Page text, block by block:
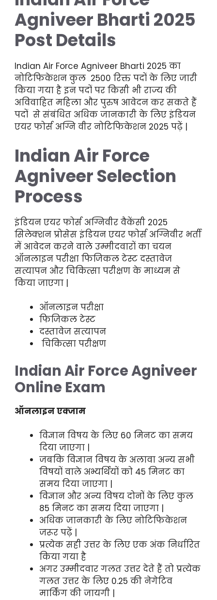
Agniveer Bharti 2025
Post Details
Indian Air Force Agniveer Bharti 2025 का
नोटिफिकेशन कुल 2500 रिक्त पदों के लिए जारी
किया गया है इन पदों पर किसी भी राज्य की
अविवाहित महिला और पुरुष आवेदन कर सकते हैं
पदों से संबंधित अधिक जानकारी के लिए इंडियन
एयर फोर्स अग्नि वीर नोटिफिकेशन 2025 पढ़ें |
Indian Air Force
Agniveer Selection
Process
इंडियन एयर फोर्स अग्निवीर वैकेंसी 2025
सिलेक्शन प्रोसेस इंडियन एयर फोर्स अग्निवीर भर्ती
में आवेदन करने वाले उम्मीदवारों का चयन
ऑनलाइन परीक्षा फिजिकल टेस्ट दस्तावेज
सत्यापन और चिकित्सा परीक्षण के माध्यम से
किया जाएगा |
ऑनलाइन परीक्षा
फिजिकल टेस्ट
दस्तावेज सत्यापन
चिकित्सा परीक्षण
Indian Air Force Agniveer
Online Exam
ऑनलाइन एक्जाम
विज्ञान विषय के लिए 60 मिनट का समय
दिया जाएगा |
जबकि विज्ञान विषय के अलावा अन्य सभी
विषयों वाले अभ्यर्थियों को 45 मिनट का
समय दिया जाएगा |
विज्ञान और अन्य विषय दोनों के लिए कुल
85 मिनट का समय दिया जाएगा |
अधिक जानकारी के लिए नोटिफिकेशन
जरूर पढ़ें |
प्रत्येक सही उत्तर के लिए एक अंक निर्धारित
किया गया है
अगर उम्मीदवार गलत उत्तर देते हैं तो प्रत्येक
गलत उत्तर के लिए 0.25 की नेगेटिव
मार्किंग की जायगी |